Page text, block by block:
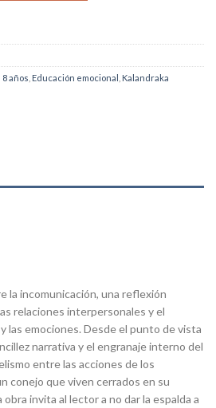
8 años Educación emocional Kalandraka
la incomunicación, una reflexión
relaciones interpersonales y el
las emociones. Desde el punto de vista
narrativa y el engranaje interno del
entre las acciones de los
conejo que viven cerrados en su
invita al lector a no dar la espalda a